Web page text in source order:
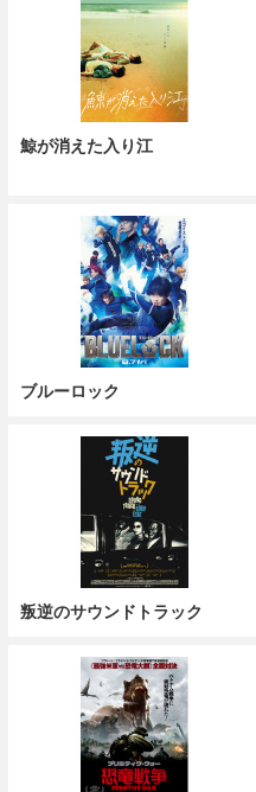
鯨が消えた入り江
ブルーロック
叛逆のサウンドトラック